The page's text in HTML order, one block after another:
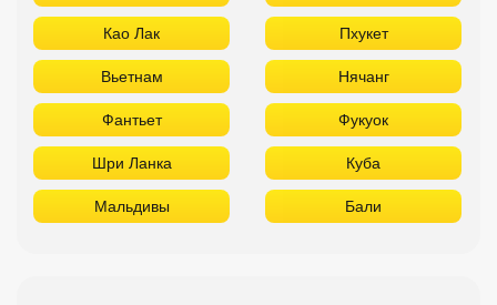
Као Лак Пхукет
Вьетнам Нячанг
Фантьет Фукуок
Шри Ланка Куба
Мальдивы Бали